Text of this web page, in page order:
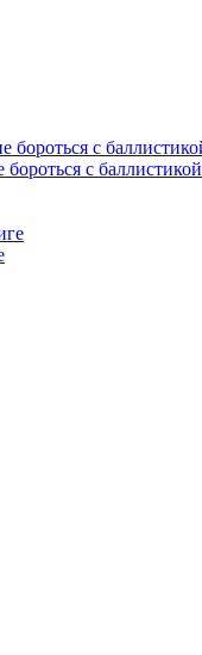
с баллистикой